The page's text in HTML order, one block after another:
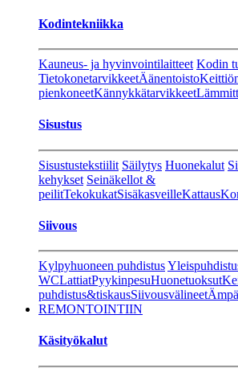
Kodintekniikka
Kauneus- ja hyvinvointilaitteet Kodin
TietokonetarvikkeetÄänentoisto
pienkoneetKännykkätarvikkeet
Sisustus
Sisustustekstiilit Säilytys Huonekalut
kehykset Seinäkellot &
peilitTekokukatSisäkasveilleKattaus
Siivous
Kylpyhuoneen puhdistus
WCLattiatPyykinpesuHuonetuoksut
puhdistus&tiskausSiivousvälineet
REMONTOINTIIN
Käsityökalut